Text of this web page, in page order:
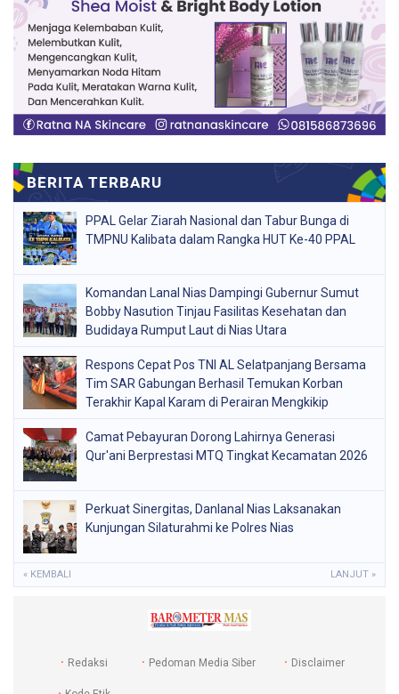
PPAL Gelar Ziarah Nasional dan Tabur Bunga di
TMPNU Kalibata dalam Rangka HUT Ke-40 PPAL
Komandan Lanal Nias Dampingi Gubernur Sumut
Bobby Nasution Tinjau Fasilitas Kesehatan dan
Budidaya Rumput Laut di Nias Utara
Respons Cepat Pos TNI AL Selatpanjang Bersama
Tim SAR Gabungan Berhasil Temukan Korban
Terakhir Kapal Karam di Perairan Mengkikip
Camat Pebayuran Dorong Lahirnya Generasi
Qur'ani Berprestasi MTQ Tingkat Kecamatan 2026
Perkuat Sinergitas, Danlanal Nias Laksanakan
Kunjungan Silaturahmi ke Polres Nias
« KEMBALI LANJUT »
Redaksi Pedoman Media Siber Disclaimer